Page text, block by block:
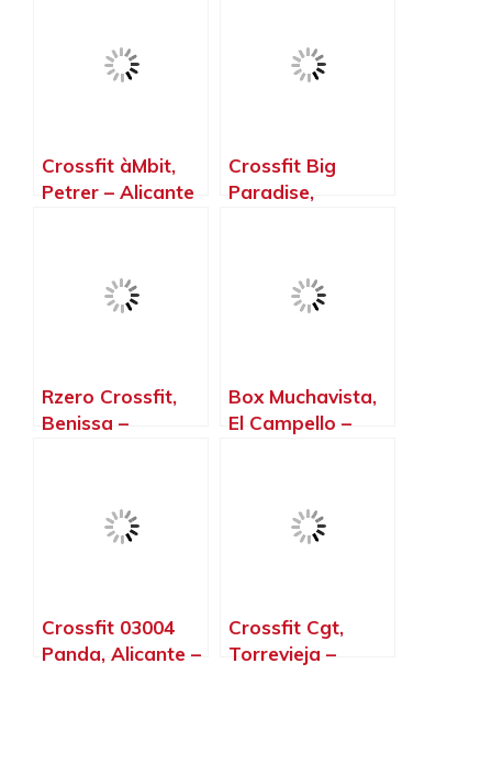
Crossfit àMbit,
Petrer – Alicante
Crossfit Big
Paradise,
Rzero Crossfit,
Benissa –
Box Muchavista,
El Campello –
Crossfit 03004
Panda, Alicante –
Crossfit Cgt,
Torrevieja –